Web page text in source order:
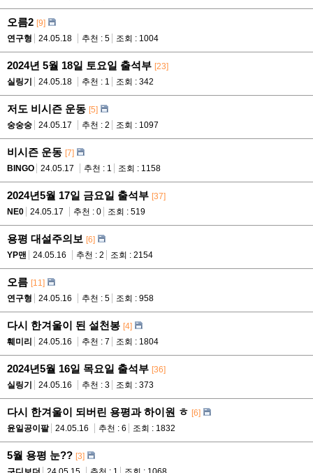
오름2 [9]
연구형
24.05.18 추천 : 5 조회 : 1004
2024년 5월 18일 토요일 출석부 [23]
실링기
24.05.18 추천 : 1 조회 : 342
저도 비시즌 운동 [5]
숭숭숭
24.05.17 추천 : 2 조회 : 1097
비시즌 운동 [7]
BINGO
24.05.17 추천 : 1 조회 : 1158
2024년5월 17일 금요일 출석부 [37]
NE0
24.05.17 추천 : 0 조회 : 519
용평 대설주의보 [6]
YP맨
24.05.16 추천 : 2 조회 : 2154
오름 [11]
연구형
24.05.16 추천 : 5 조회 : 958
다시 한겨울이 된 설천봉 [4]
훼미리
24.05.16 추천 : 7 조회 : 1804
2024년5월 16일 목요일 출석부 [36]
실링기
24.05.16 추천 : 3 조회 : 373
다시 한겨울이 되버린 용평과 하이원 ㅎ [6]
윤일공이팔
24.05.16 추천 : 6 조회 : 1832
5월 용평 눈?? [3]